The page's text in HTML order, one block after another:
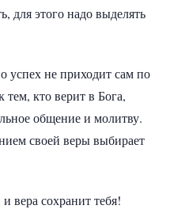
для этого надо выделять
не приходит сам по
кто верит в Бога,
общение и молитву.
своей веры выбирает
вера сохранит тебя!